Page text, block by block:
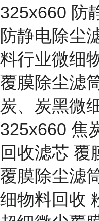
325x660 防
防静电除尘
料行业微细
覆膜除尘滤
炭、炭黑微
325x660 焦
回收滤芯 覆
覆膜除尘滤
细物料回收